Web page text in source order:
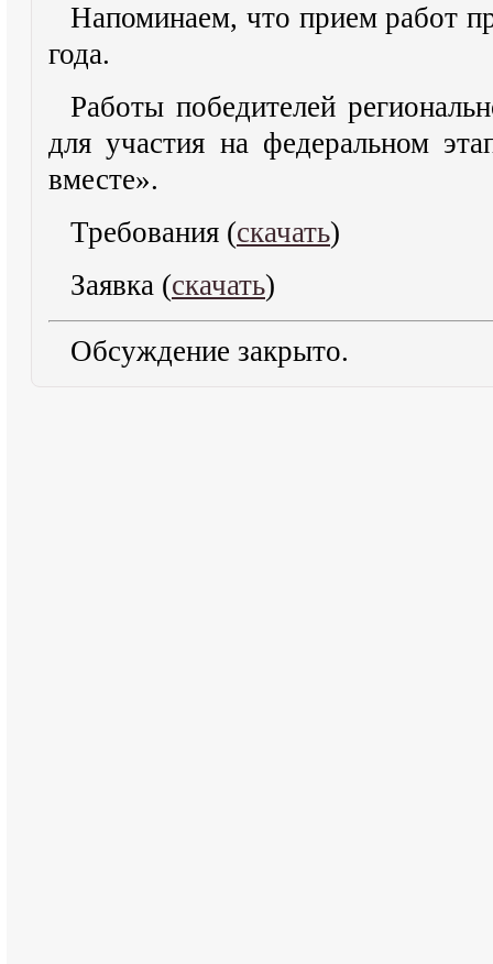
Напоминаем, что прием работ
года.
Работы победителей
для участия на федеральном
вместе».
Требования (скачать)
Заявка (скачать)
Обсуждение закрыто.